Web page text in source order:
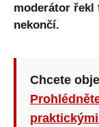
moderátor řekl
nekončí.
Chcete